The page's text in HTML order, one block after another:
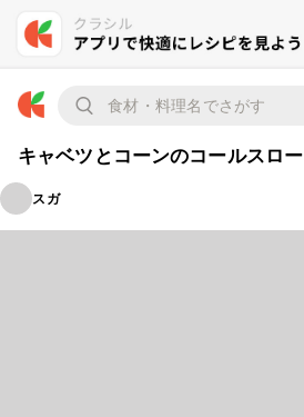
キャベツとコーンのコールスロー
スガ